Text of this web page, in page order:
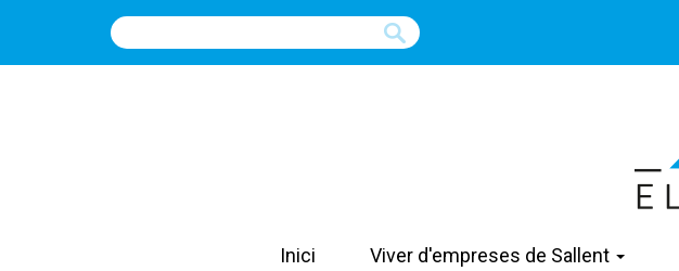
Inici Viver d'empreses de Sallent